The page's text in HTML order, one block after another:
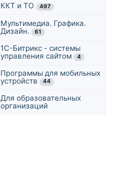
ККТ и ТО 497
Мультимедиа. Графика.
Дизайн.
61
1С-Битрикс - системы
управления сайтом
4
Программы для мобильных
устройств
44
Для образовательных
организаций